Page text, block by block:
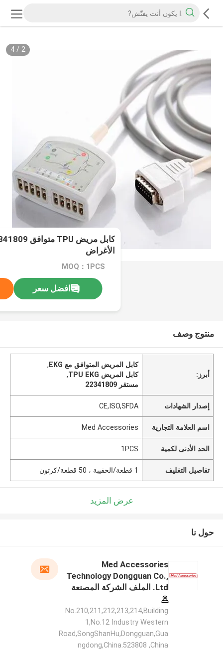
2
/
4
الأغراض
MOQ：1PCS
افضل سعر
منتوج وصف
أبرز:
كابل المريض المتوافق مع EKG
,
كابل المريض TPU EKG
,
مستقر 22341809
إصدار الشهادات CE,ISO,SFDA
اسم العلامة التجارية Med Accessories
الحد الأدنى لكمية 1PCS
تفاصيل التغليف 1 قطعة/الحقيبة ، 50 قطعة/كرتون
عرض المزيد
حول نا
Med Accessories
Technology Dongguan Co.,
Ltd. الملف الشركة المصنعة
No.210,211,212,213,214,Building
1,No.12 Industry Western
Road,SongShanHu,Dongguan,Gua
ngdong,China.523808 ,China